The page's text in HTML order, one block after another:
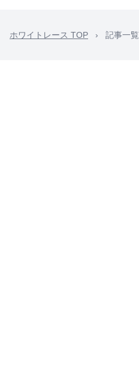
ホワイトレース TOP › 記事一覧